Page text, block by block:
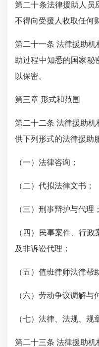
第二十条法律援助人员
不得向受援人收取任何
第二十一条 法律援助
助过程中知悉的国家秘
以保密。
第三章 形式和范围
第二十二条 法律援助
供下列形式的法律援助
（一）法律咨询；
（二）代拟法律文书；
（三）刑事辩护与代理；
（四）民事案件、行
及非诉讼代理；
（五）值班律师法律帮
（六）劳动争议调解与
（七）法律、法规、规
第二十三条 法律援助机